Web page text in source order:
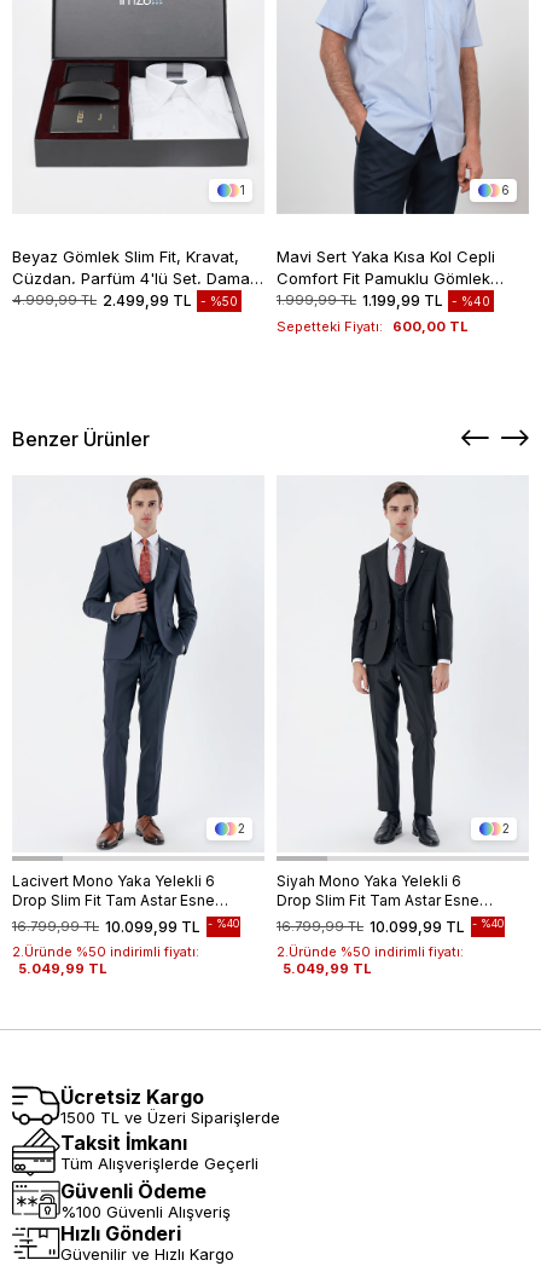
1
Beyaz Gömlek Slim Fit, Kravat,
Cüzdan, Parfüm 4'lü Set, Damat
Bohçası, Hediye Seti, Düğün Set
4.999,99 TL 2.499,99 TL %50
6
Mavi Sert Yaka Kısa Kol Cepli
Comfort Fit Pamuklu Gömlek
1004260258
1.999,99 TL 1.199,99 TL %40
Sepetteki Fiyatı: 600,00 TL
Benzer Ürünler
2
Lacivert Mono Yaka Yelekli 6
Drop Slim Fit Tam Astar Esnek
Takım Elbise 1001240186
10.099,99 TL
16.799,99 TL %40
2.Üründe %50 indirimli fiyatı:
5.049,99 TL
2
Siyah Mono Yaka Yelekli 6
Drop Slim Fit Tam Astar Esnek
Takım Elbise 1001240186
10.099,99 TL
16.799,99 TL %40
2.Üründe %50 indirimli fiyatı:
5.049,99 TL
Ücretsiz Kargo
1500 TL ve Üzeri Siparişlerde
Taksit İmkanı
Tüm Alışverişlerde Geçerli
Güvenli Ödeme
%100 Güvenli Alışveriş
Hızlı Gönderi
Güvenilir ve Hızlı Kargo